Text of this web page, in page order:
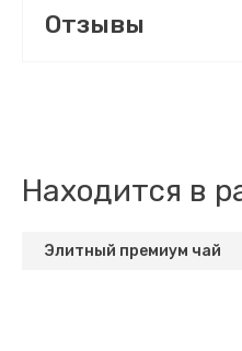
Отзывы
Находится в
Элитный премиум чай